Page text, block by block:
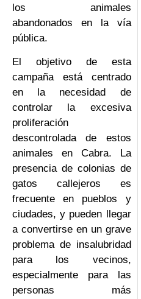
los animales
abandonados en la vía
pública.
El objetivo de esta
campaña está centrado
en la necesidad de
controlar la excesiva
proliferación
descontrolada de estos
animales en Cabra. La
presencia de colonias de
gatos callejeros es
frecuente en pueblos y
ciudades, y pueden llegar
a convertirse en un grave
problema de insalubridad
para los vecinos,
especialmente para las
personas más